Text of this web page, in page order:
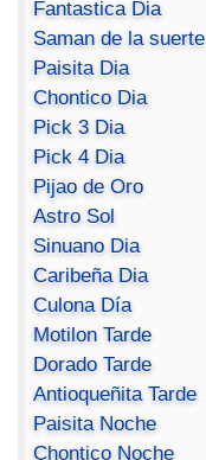
Fantastica Dia
Saman de la suerte
Paisita Dia
Chontico Dia
Pick 3 Dia
Pick 4 Dia
Pijao de Oro
Astro Sol
Sinuano Dia
Caribeña Dia
Culona Día
Motilon Tarde
Dorado Tarde
Antioqueñita Tarde
Paisita Noche
Chontico Noche